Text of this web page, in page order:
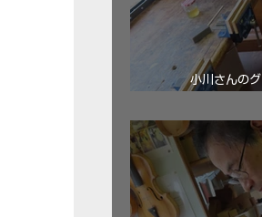
小川さんの